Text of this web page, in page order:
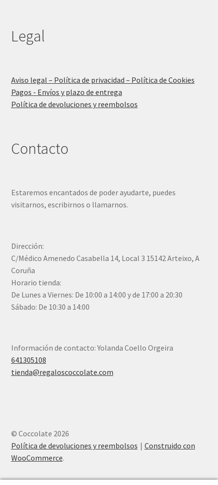
Legal
Aviso legal – Política de privacidad – Política de Cookies
Pagos - Envíos y plazo de entrega
Política de devoluciones y reembolsos
Contacto
Estaremos encantados de poder ayudarte, puedes
visitarnos, escribirnos o llamarnos.
Dirección:
C/Médico Amenedo Casabella 14, Local 3 15142 Arteixo, A
Coruña
Horario tienda:
De Lunes a Viernes: De 10:00 a 14:00 y de 17:00 a 20:30
Sábado: De 10:30 a 14:00
Información de contacto: Yolanda Coello Orgeira
641305108
tienda@regaloscoccolate.com
© Coccolate 2026
Política de devoluciones y reembolsos
Construido con
WooCommerce.